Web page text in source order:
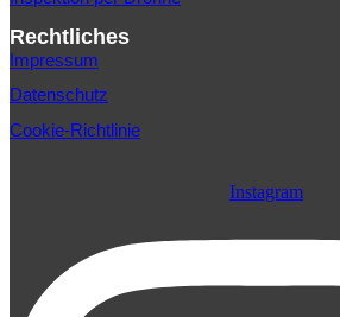
Rechtliches
Impressum
Datenschutz
Cookie-Richtlinie
Instagram